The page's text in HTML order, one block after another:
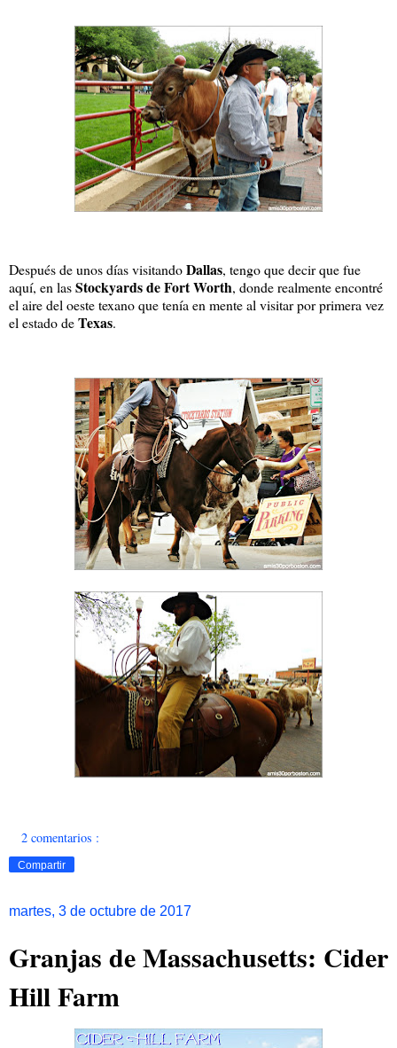
Después de unos días visitandoDallas, tengo que decir que fue
aquí, en lasStockyards de Fort Worth, donde realmente encontré
el aire del oeste texano que tenía en mente al visitar por primera vez
el estado deTexas.
2 comentarios :
Compartir
martes, 3 de octubre de 2017
Granjas de Massachusetts: Cider
Hill Farm